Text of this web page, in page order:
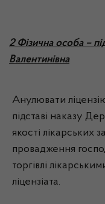
2 Фізична особа –
Валентинівна
Анулювати
підставі наказу
якості лікарських
провадження
торгівлі
ліцензіата.